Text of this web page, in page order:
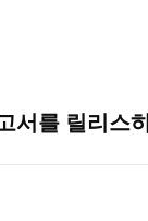
서를 릴리스